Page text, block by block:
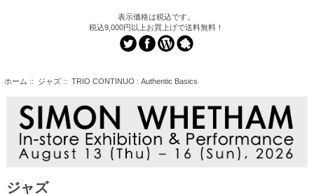
表示価格は税込です。
税込9,000円以上お買上げで送料無料！
ホーム :: ジャズ:: TRIO CONTINUO : Authentic Basics
ジャズ